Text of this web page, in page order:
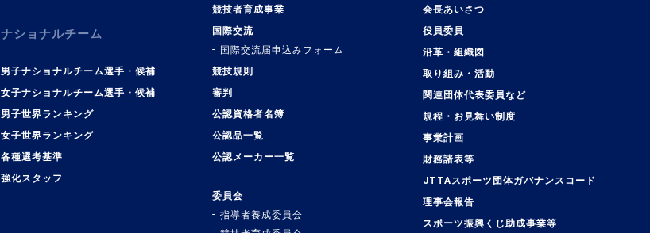
ナショナルチーム
男子ナショナルチーム選手・候補
女子ナショナルチーム選手・候補
男子世界ランキング
女子世界ランキング
各種選考基準
強化スタッフ
競技者育成事業
国際交流
国際交流届申込みフォーム
競技規則
審判
公認資格者名簿
公認品一覧
公認メーカー一覧
委員会
指導者養成委員会
会長あいさつ
役員委員
沿革・組織図
取り組み・活動
関連団体代表委員など
規程・お見舞い制度
事業計画
財務諸表等
JTTAスポーツ団体ガバナンスコード
理事会報告
スポーツ振興くじ助成事業等